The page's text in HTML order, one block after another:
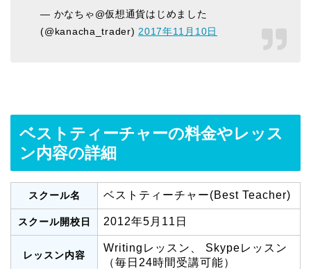
— かなちゃ@仮想通貨はじめました
(@kanacha_trader)2017年11月10日
ベストティーチャーの料金やレッス
ン内容の詳細
スクール名 ベストティーチャー(Best Teacher)
スクール開校日 2012年5月11日
レッスン内容
Writingレッスン、 Skypeレッスン
（毎日24時間受講可能）